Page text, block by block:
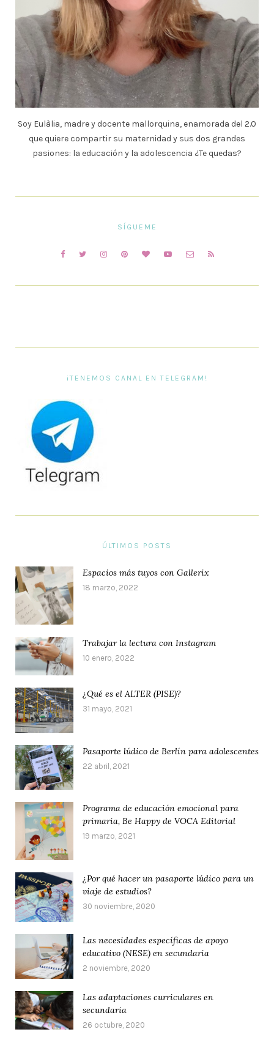
Soy Eulàlia, madre y docente mallorquina, enamorada del 2.0
que quiere compartir su maternidad y sus dos grandes
pasiones: la educación y la adolescencia ¿Te quedas?
SÍGUEME
¡TENEMOS CANAL EN TELEGRAM!
ÚLTIMOS POSTS
Espacios más tuyos con Gallerix
18 marzo, 2022
Trabajar la lectura con Instagram
10 enero, 2022
¿Qué es el ALTER (PISE)?
31 mayo, 2021
Pasaporte lúdico de Berlín para adolescentes
22 abril, 2021
Programa de educación emocional para
primaria, Be Happy de VOCA Editorial
19 marzo, 2021
¿Por qué hacer un pasaporte lúdico para un
viaje de estudios?
30 noviembre, 2020
Las necesidades específicas de apoyo
educativo (NESE) en secundaria
2 noviembre, 2020
Las adaptaciones curriculares en
secundaria
26 octubre, 2020